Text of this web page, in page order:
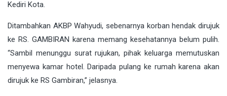
Kediri Kota.
Ditambahkan AKBP Wahyudi, sebenarnya korban hendak dirujuk
ke RS. GAMBIRAN karena memang kesehatannya belum pulih.
“Sambil menunggu surat rujukan, pihak keluarga memutuskan
menyewa kamar hotel. Daripada pulang ke rumah karena akan
dirujuk ke RS Gambiran,” jelasnya.